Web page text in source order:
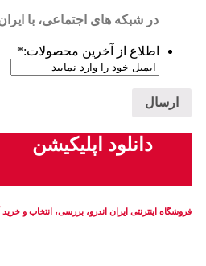
در شبکه های اجتماعی، با
اطلاع از آخرین محصولات:*
دانلود اپلیکیشن
فروشگاه اینترنتی ایران‌ اندرو، بررسی، انتخاب و خرید